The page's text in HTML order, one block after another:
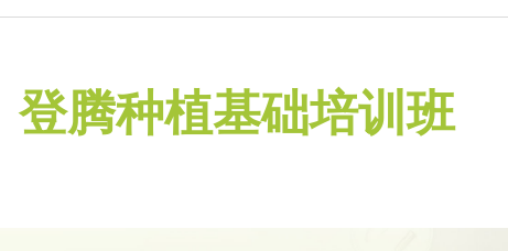
登腾种植基础培训班